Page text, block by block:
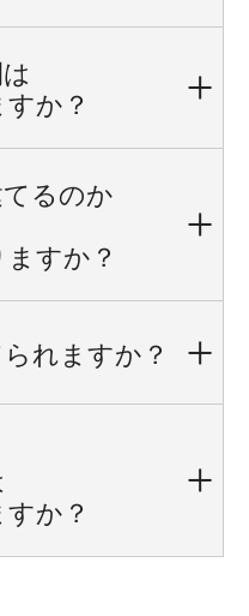
か？
るのか
すか？
れますか？
か？